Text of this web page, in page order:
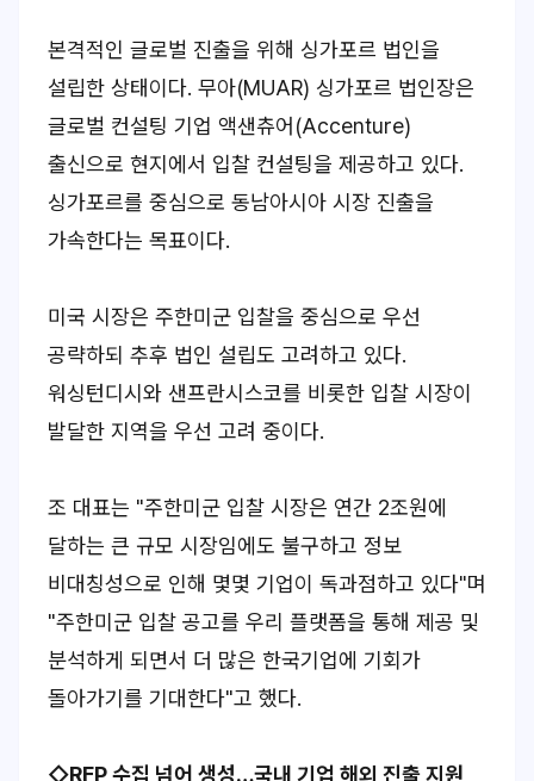
본격적인 글로벌 진출을 위해 싱가포르 법인을
설립한 상태이다. 무아(MUAR) 싱가포르 법인장은
글로벌 컨설팅 기업 액샌츄어(Accenture)
출신으로 현지에서 입찰 컨설팅을 제공하고 있다.
싱가포르를 중심으로 동남아시아 시장 진출을
가속한다는 목표이다.
미국 시장은 주한미군 입찰을 중심으로 우선
공략하되 추후 법인 설립도 고려하고 있다.
워싱턴디시와 샌프란시스코를 비롯한 입찰 시장이
발달한 지역을 우선 고려 중이다.
조 대표는 "주한미군 입찰 시장은 연간 2조원에
달하는 큰 규모 시장임에도 불구하고 정보
비대칭성으로 인해 몇몇 기업이 독과점하고 있다"며
"주한미군 입찰 공고를 우리 플랫폼을 통해 제공 및
분석하게 되면서 더 많은 한국기업에 기회가
돌아가기를 기대한다"고 했다.
◇RFP 수집 넘어 생성…국내 기업 해외 진출 지원